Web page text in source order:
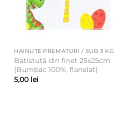
HĂINUȚE PREMATURI / SUB 3 KG
Batistuță din finet 25x25cm
(Bumbac 100%, flanelat)
5,00 lei